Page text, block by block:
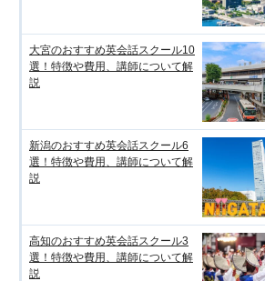
大宮のおすすめ英会話スクール10
選！特徴や費用、講師について解
説
新潟のおすすめ英会話スクール6
選！特徴や費用、講師について解
説
高知のおすすめ英会話スクール3
選！特徴や費用、講師について解
説